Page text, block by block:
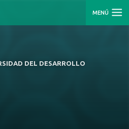
MENÚ
DEL DESARROLLO